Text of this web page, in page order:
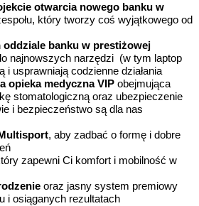
otwarcia nowego banku w
który tworzy coś wyjątkowego od
oddziale banku w prestiżowej
najnowszych narzędzi (w tym laptop
i usprawniają codzienne działania
opieka medyczna VIP obejmująca
stomatologiczną oraz ubezpieczenie
i bezpieczeństwo są dla nas
, aby zadbać o formę i dobre
zapewni Ci komfort i mobilność w
oraz jasny system premiowy
i osiąganych rezultatach